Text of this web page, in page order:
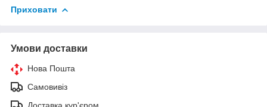
Приховати
Умови доставки
Нова Пошта
Самовивіз
Доставка кур'єром